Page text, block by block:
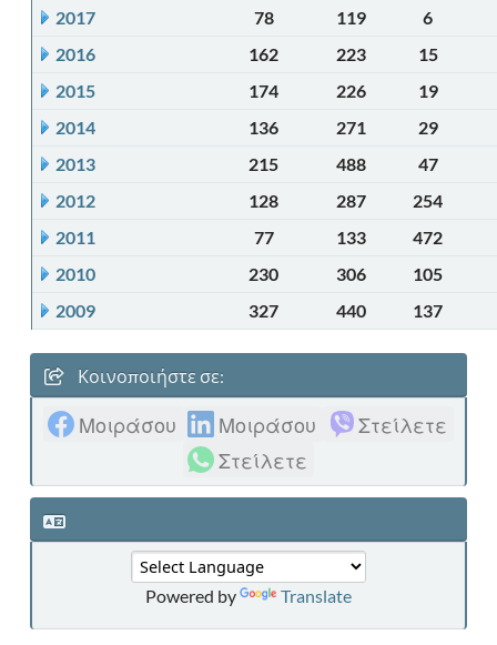
2017
78 119
6
2016
162 223
15
2015
174 226
19
2014
136 271
29
2013
215 488
47
2012
128 287
254
2011
77 133
472
2010
230 306
105
2009
327 440 137
Κοινοποιήστε σε:
Μοιράσου Μοιράσου
Στείλετε
Στείλετε
Powered by Translate